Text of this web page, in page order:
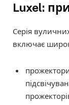
Luxel:
Серія
включає